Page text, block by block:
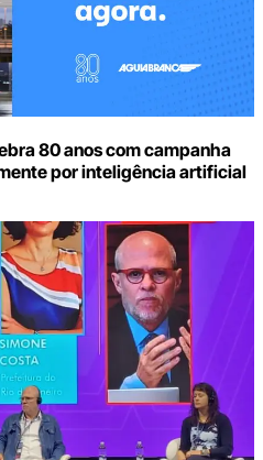
80 anos com campanha
por inteligência artificial